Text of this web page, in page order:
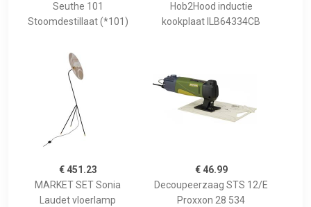
Seuthe 101
Stoomdestillaat (*101)
Hob2Hood inductie
kookplaat ILB64334CB
€ 451.23
MARKET SET Sonia
Laudet vloerlamp
€ 46.99
Decoupeerzaag STS 12/E
Proxxon 28 534